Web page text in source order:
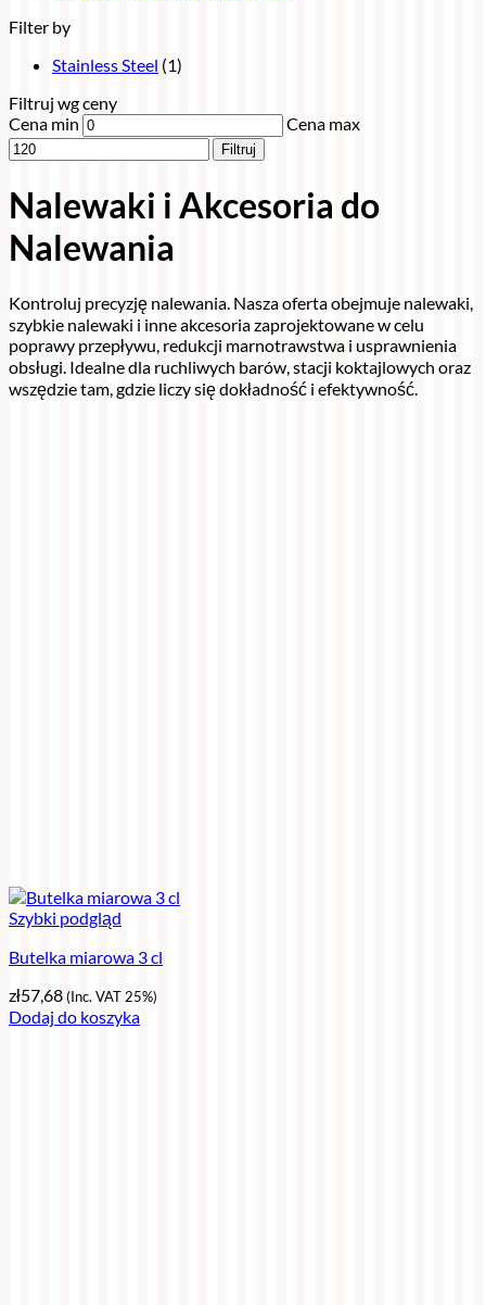
Filter by
Stainless Steel (1)
Filtruj wg ceny
Cena min
Cena max
Filtruj
Nalewaki i Akcesoria do
Nalewania
Kontroluj precyzję nalewania. Nasza oferta obejmuje nalewaki,
szybkie nalewaki i inne akcesoria zaprojektowane w celu
poprawy przepływu, redukcji marnotrawstwa i usprawnienia
obsługi. Idealne dla ruchliwych barów, stacji koktajlowych oraz
wszędzie tam, gdzie liczy się dokładność i efektywność.
Szybki podgląd
Butelka miarowa 3 cl
zł57,68(Inc. VAT 25%)
Dodaj do koszyka